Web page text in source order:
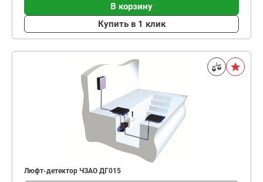
В корзину
Купить в 1 клик
Люфт-детектор ЧЗАО ДГ015